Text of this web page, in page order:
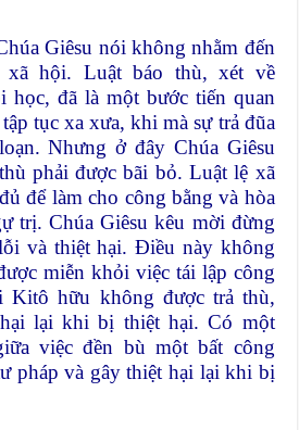
Giêsu nói không nhằm đến
hội. Luật báo thù, xét về
học, đã là một bước tiến quan
tục xa xưa, khi mà sự trả đũa
Nhưng ở đây Chúa Giêsu
phải được bãi bỏ. Luật lệ xã
để làm cho công bằng và hòa
trị. Chúa Giêsu kêu mời đừng
và thiệt hại. Điều này không
miễn khỏi việc tái lập công
Kitô hữu không được trả thù,
lại khi bị thiệt hại. Có một
việc đền bù một bất công
pháp và gây thiệt hại lại khi bị